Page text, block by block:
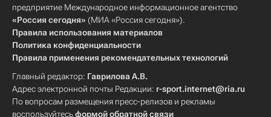
предприятие Международное информационное агентство
«Россия сегодня» (МИА «Россия сегодня»).
Правила использования материалов
Политика конфиденциальности
Правила применения рекомендательных технологий
Главный редактор: Гаврилова А.В.
Адрес электронной почты Редакции: r-sport.internet@ria.ru
По вопросам размещения пресс-релизов и рекламы
воспользуйтесьформой обратной связи